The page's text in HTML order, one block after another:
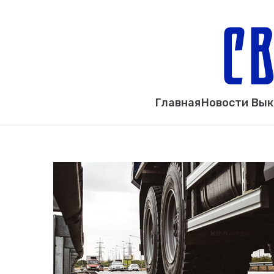
ГлавнаяНовости